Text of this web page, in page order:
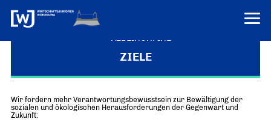
VEREINONLINE
ÜBER UNS
Über uns
ZIELE
Wir fordern mehr Verantwortungsbewusstsein zur Bewältigung der
sozialen und ökologischen Herausforderungen der Gegenwart und
Zukunft: